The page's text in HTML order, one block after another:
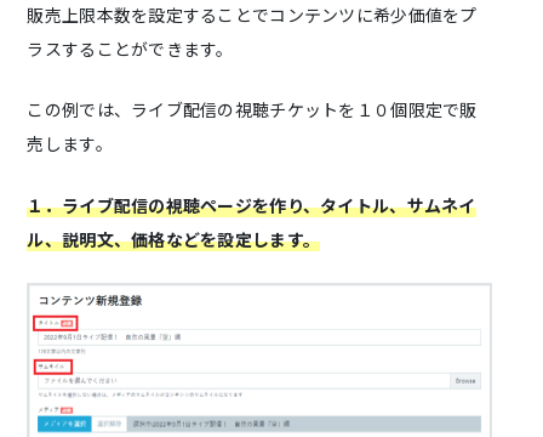
販売上限本数を設定することでコンテンツに希少価値をプ
ラスすることができます。
この例では、ライブ配信の視聴チケットを１０個限定で販
売します。
１．ライブ配信の視聴ページを作り、タイトル、サムネイ
ル、説明文、価格などを設定します。